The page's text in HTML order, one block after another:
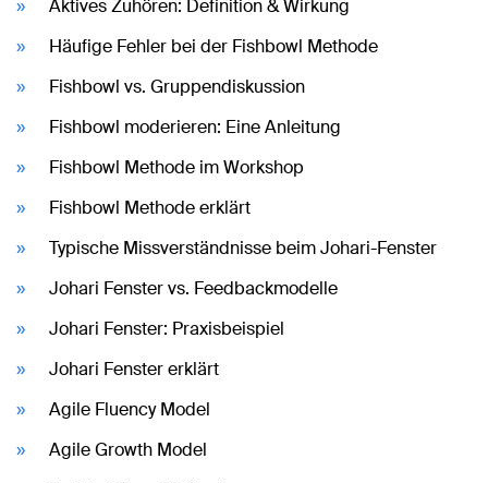
Aktives Zuhören: Definition & Wirkung
Häufige Fehler bei der Fishbowl Methode
Fishbowl vs. Gruppendiskussion
Fishbowl moderieren: Eine Anleitung
Fishbowl Methode im Workshop
Fishbowl Methode erklärt
Typische Missverständnisse beim Johari-Fenster
Johari Fenster vs. Feedbackmodelle
Johari Fenster: Praxisbeispiel
Johari Fenster erklärt
Agile Fluency Model
Agile Growth Model